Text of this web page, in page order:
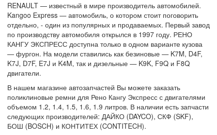
RENAULT — известный в мире производитель автомобилей.
Kangoo Express — автомобиль, о котором стоит поговорить
отдельно, - один из популярных и продаваемых. Первый завод
по производству автомобиля открылся в 1997 году. РЕНО
КАНГУ ЭКСПРЕСС доступна только в одном варианте кузова
— фургон. На модели ставились как безиновые — K7M, D4F,
K7J, D7F, E7J и K4M, так и дизельные — K9K, F9Q и F8Q
двигатели.
В нашем магазине автозапчастей Вы можете заказать
поликлиновые ремни для Рено Кангу Экспресс с двигателями
объемом 1.2, 1.4, 1.5, 1.6, 1.9 литров. В наличии есть запчасти
следующих производителей: ДАЙКО (DAYCO), СКФ (SKF),
БОШ (BOSCH) и КОНТИТЕХ (CONTITECH).